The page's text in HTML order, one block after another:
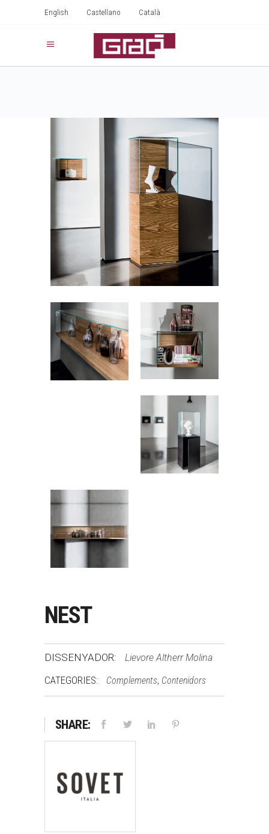
English Castellano Català
NEST
DISSENYADOR: Lievore Altherr Molina
CATEGORIES: Complements, Contenidors
SHARE: